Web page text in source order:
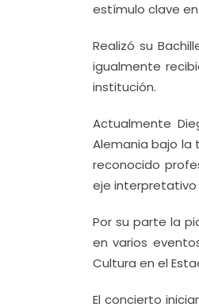
estímulo clave
Realizó su
igualmente
institución.
Actualmente
Alemania bajo la
reconocido
eje interpretativo
Por su parte la
en varios
Cultura en el
El concierto